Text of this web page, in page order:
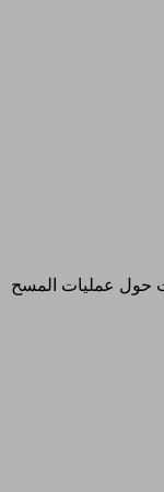
حول عمليات المسح